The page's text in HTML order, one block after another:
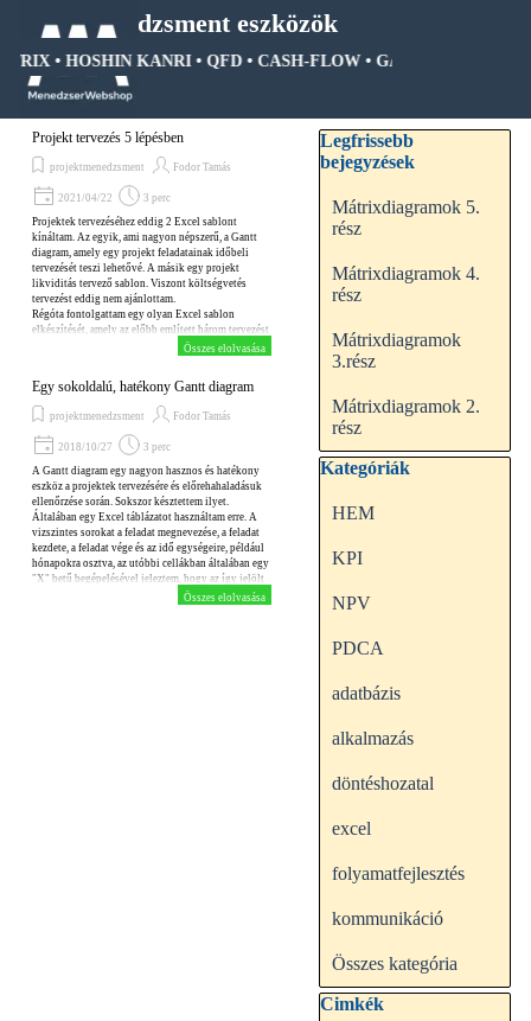
Menedzsment eszközök
• HOSHIN KANRI • QFD • CASH-FLOW • GANTT DIAGRAM •
Ugrás a menüre
Projekt tervezés 5 lépésben
projektmenedzsment Fodor Tamás
2021/04/22
3 perc
Projektek tervezéséhez eddig 2 Excel sablont
kínáltam. Az egyik, ami nagyon népszerű, a Gantt
diagram, amely egy projekt feladatainak időbeli
tervezését teszi lehetővé. A másik egy projekt
likviditás tervező sablon. Viszont költségvetés
tervezést eddig nem ajánlottam.
Régóta fontolgattam egy olyan Excel sablon
elkészítését, amely az előbb említett három tervezést
Összes elolvasása
Egy sokoldalú, hatékony Gantt diagram
projektmenedzsment Fodor Tamás
2018/10/27
3 perc
A Gantt diagram egy nagyon hasznos és hatékony
eszköz a projektek tervezésére és előrehahaladásuk
ellenőrzése során. Sokszor késztettem ilyet.
Általában egy Excel táblázatot használtam erre. A
vizszintes sorokat a feladat megnevezése, a feladat
kezdete, a feladat vége és az idő egységeire, például
hónapokra osztva, az utóbbi cellákban általában egy
"X" betű begépelésével jeleztem, hogy az így jelölt
időintervallumban a feladat végrehajtása tart még.
Összes elolvasása
Kihagy blokk Legfrissebb
Legfrissebb
bejegyzések
Mátrixdiagramok 5.
rész
Mátrixdiagramok 4.
rész
Mátrixdiagramok
3.rész
Mátrixdiagramok 2.
rész
Kihagy blokk Kategóriák
Kategóriák
HEM
KPI
NPV
PDCA
adatbázis
alkalmazás
döntéshozatal
excel
folyamatfejlesztés
kommunikáció
Összes kategória
Kihagy blokk Cimkék
Cimkék